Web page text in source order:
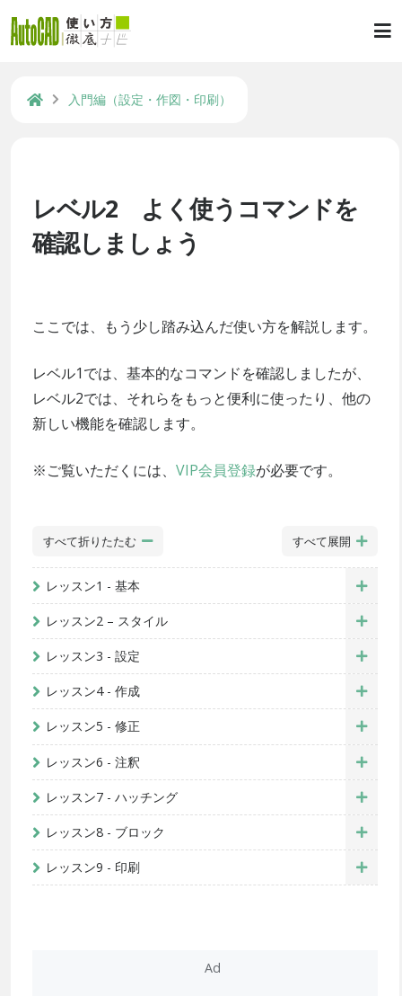
入門編（設定・作図・印刷）
レベル2 よく使うコマンドを
確認しましょう
ここでは、もう少し踏み込んだ使い方を解説します。
レベル1では、基本的なコマンドを確認しましたが、
レベル2では、それらをもっと便利に使ったり、他の
新しい機能を確認します。
※ご覧いただくには、 VIP会員登録が必要です。
すべて折りたたむ すべて展開
レッスン1 - 基本
レッスン2 – スタイル
レッスン3 - 設定
レッスン4 - 作成
レッスン5 - 修正
レッスン6 - 注釈
レッスン7 - ハッチング
レッスン8 - ブロック
レッスン9 - 印刷